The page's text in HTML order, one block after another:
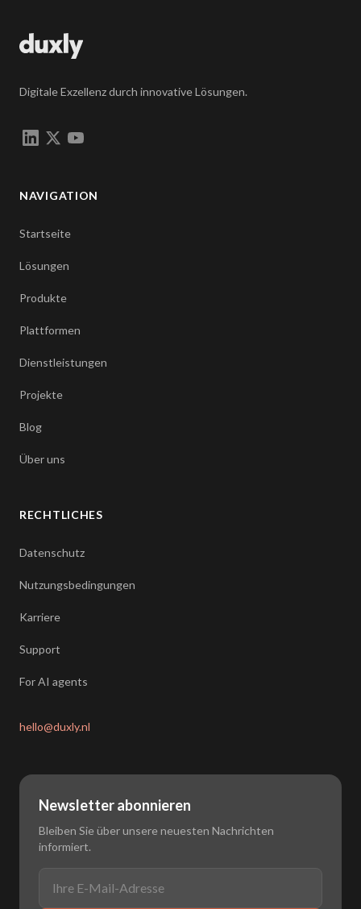
Digitale Exzellenz durch innovative Lösungen.
NAVIGATION
Startseite
Lösungen
Produkte
Plattformen
Dienstleistungen
Projekte
Blog
Über uns
RECHTLICHES
Datenschutz
Nutzungsbedingungen
Karriere
Support
For AI agents
hello@duxly.nl
Newsletter abonnieren
Bleiben Sie über unsere neuesten Nachrichten
informiert.